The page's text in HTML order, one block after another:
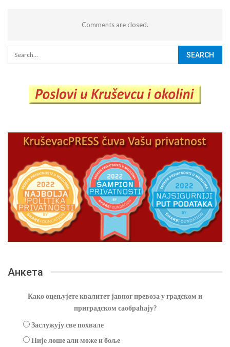
Comments are closed.
Анкета
Како оцењујете квалитет јавног превоза у градском и
приградском саобраћају?
Заслужују све похвале
Није лоше али може и боље